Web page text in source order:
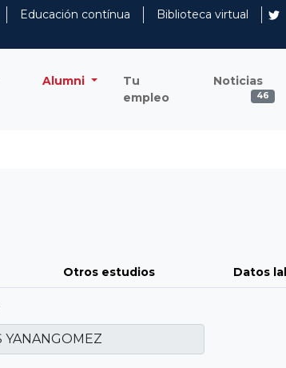
Educación contínua
Biblioteca virtual
Alumni
Tu
empleo
Noticias
46
Otros estudios Datos